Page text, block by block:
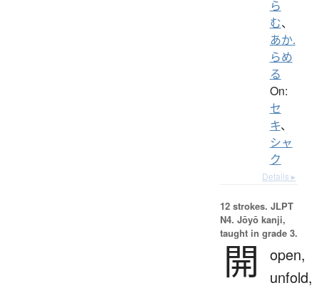
ら
む、
あか.
らめ
る
On:
セ
キ、
シャ
ク
Details ▸
12 strokes. JLPT
N4. Jōyō kanji,
taught in grade 3.
開
open,
unfold,